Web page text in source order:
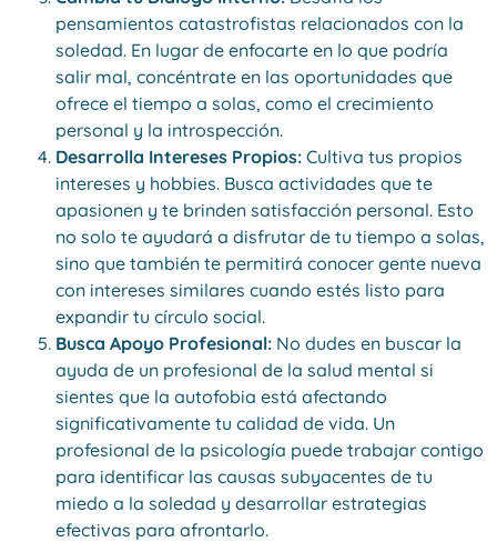
pensamientos catastrofistas relacionados con la
soledad. En lugar de enfocarte en lo que podría
salir mal, concéntrate en las oportunidades que
ofrece el tiempo a solas, como el crecimiento
personal y la introspección.
Desarrolla Intereses Propios: Cultiva tus propios
intereses y hobbies. Busca actividades que te
apasionen y te brinden satisfacción personal. Esto
no solo te ayudará a disfrutar de tu tiempo a solas,
sino que también te permitirá conocer gente nueva
con intereses similares cuando estés listo para
expandir tu círculo social.
Busca Apoyo Profesional: No dudes en buscar la
ayuda de un profesional de la salud mental si
sientes que la autofobia está afectando
significativamente tu calidad de vida. Un
profesional de la psicología puede trabajar contigo
para identificar las causas subyacentes de tu
miedo a la soledad y desarrollar estrategias
efectivas para afrontarlo.